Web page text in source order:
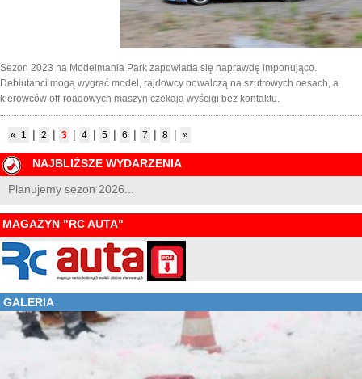
Sezon 2023 na Modelmania Park zapowiada się naprawdę imponująco.
Debiutanci mogą wygrać model, rajdowcy powalczą na szutrowych oesach, a
kierowców off-roadowych maszyn czekają wyścigi bez kontaktu.
« 1 | 2 | 3 | 4 | 5 | 6 | 7 | 8 | »
NAJBLIŻSZE WYDARZENIA
Planujemy sezon 2026...
MAGAZYN "RC AUTA"
GALERIA